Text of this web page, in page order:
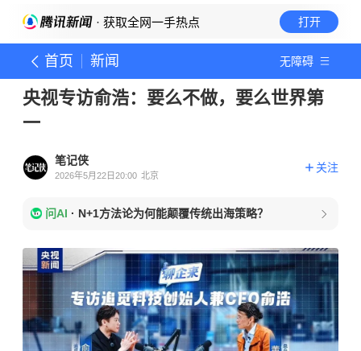
· 获取全网一手热点 打开
首页 新闻 无障碍
央视专访俞浩：要么不做，要么世界第
一
笔记侠
2026年5月22日20:00 北京
关注
问AI · N+1方法论为何能颠覆传统出海策略？